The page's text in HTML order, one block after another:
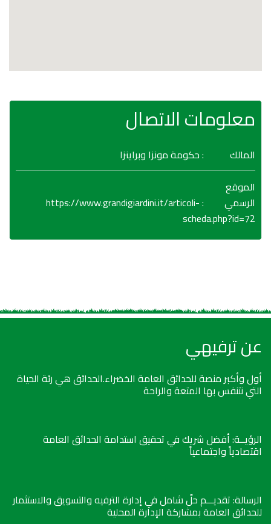
معلومات الاتصال
المالك
: حكومة مونزا وبراينزا
الموقع
الرسمي
:
https://www.grandigiardini.it/articoli-
scheda.php?id=72
عن ترفيهي
أول وأكبر منصة للحدائق العامة الخضراء.الحدائق هي رئة الحياة
التي نتنفس بها المتعة والراحة
الرؤيــة: أفضل شريك في تحقيق استدامة الحدائق العامة
اقتصادياً واجتماعياً
الرسالة: تقديـــم حلّ شامل في إدارة الترفيه والتسويق والاستثمار
للحدائق العامة بمشاركة الإدارة المحلية